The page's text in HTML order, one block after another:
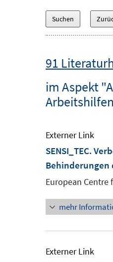
91
im Aspekt
Externer Link
SENSI_TEC.
Behinderungen
European Centre
mehr
Externer Link